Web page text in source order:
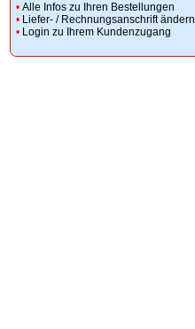
• Alle Infos zu Ihren Bestellungen
• Liefer- / Rechnungsanschrift ändern
• Login zu Ihrem Kundenzugang